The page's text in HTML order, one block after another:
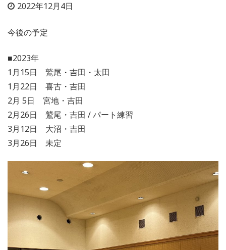
2022年12月4日
今後の予定
■2023年
1月15日 鷲尾・吉田・太田
1月22日 喜古・吉田
2月 5日 宮地・吉田
2月26日 鷲尾・吉田 / パート練習
3月12日 大沼・吉田
3月26日 未定